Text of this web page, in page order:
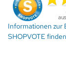
Informationen zur
SHOPVOTE